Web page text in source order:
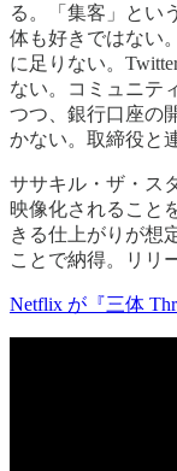
る。「集客」とい
体も好きではない
に足りない。
ない。コミュニテ
つつ、銀行口座の
かない。取締役と
ササキル・ザ・ス
映像化されること
きる仕上がりが想
ことで納得。リリ
Netflix が『三体